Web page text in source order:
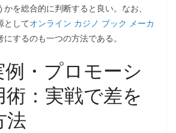
を総合的に判断すると良い。なお、
としてオンライン カジノ ブック メーカ
するのも一つの方法である。
・プロモーシ
術：実戦で差を
法